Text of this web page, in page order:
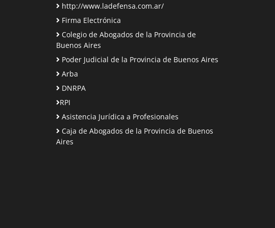
http://www.ladefensa.com.ar/
Firma Electrónica
Colegio de Abogados de la Provincia de
Buenos Aires
Poder Judicial de la Provincia de Buenos Aires
Arba
DNRPA
RPI
Asistencia Jurídica a Profesionales
Caja de Abogados de la Provincia de Buenos
Aires